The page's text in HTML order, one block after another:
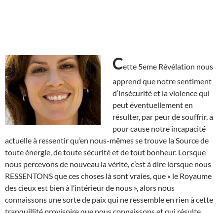
Cette 5eme Révélation nous
apprend que notre sentiment
d’insécurité et la violence qui
peut éventuellement en
résulter, par peur de souffrir, a
pour cause notre incapacité
actuelle à ressentir qu’en nous-mêmes se trouve la Source de
toute énergie, de toute sécurité et de tout bonheur. Lorsque
nous percevons de nouveau la vérité, c’est à dire lorsque nous
RESSENTONS que ces choses là sont vraies, que « le Royaume
des cieux est bien à l’intérieur de nous », alors nous
connaissons une sorte de paix qui ne ressemble en rien à cette
tranquillité provisoire que nous connaissons et qui résulte